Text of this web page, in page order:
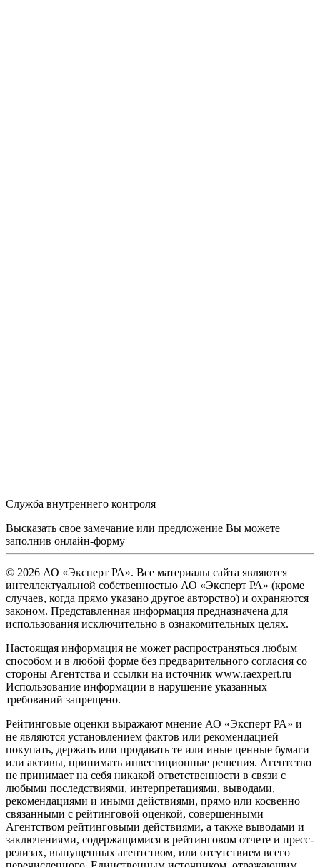
Служба внутреннего контроля
Высказать свое замечание или предложение Вы можете
заполнив онлайн-форму
© 2026 АО «Эксперт РА». Все материалы сайта являются
интеллектуальной собственностью АО «Эксперт РА» (кроме
случаев, когда прямо указано другое авторство) и охраняются
законом. Представленная информация предназначена для
использования исключительно в ознакомительных целях.
Настоящая информация не может распространяться любым
способом и в любой форме без предварительного согласия со
стороны Агентства и ссылки на источник www.raexpert.ru
Использование информации в нарушение указанных
требований запрещено.
Рейтинговые оценки выражают мнение АО «Эксперт РА» и
не являются установлением фактов или рекомендацией
покупать, держать или продавать те или иные ценные бумаги
или активы, принимать инвестиционные решения. Агентство
не принимает на себя никакой ответственности в связи с
любыми последствиями, интерпретациями, выводами,
рекомендациями и иными действиями, прямо или косвенно
связанными с рейтинговой оценкой, совершенными
Агентством рейтинговыми действиями, а также выводами и
заключениями, содержащимися в рейтинговом отчете и пресс-
релизах, выпущенных агентством, или отсутствием всего